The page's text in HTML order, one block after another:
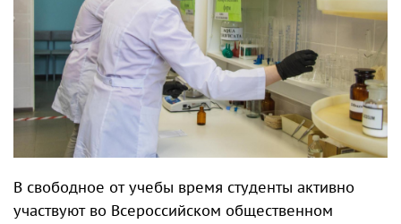
В свободное от учебы время студенты активно
участвуют во Всероссийском общественном